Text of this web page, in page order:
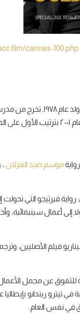
cannes-100.php
هو كاتب، سيناريست، مصور سينمائي و
موسم صيد الغزلان
رواية فيرتيجو التي
كسينارست : فكتب سيناريو فيلم الفيل الأزرق 2،
تيترو ريندانو بإيطاليا